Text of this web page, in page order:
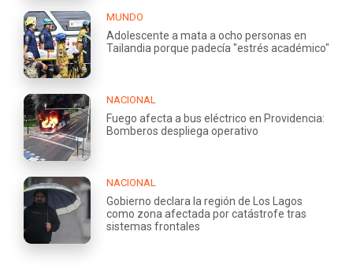
MUNDO
Adolescente a mata a ocho personas en
Tailandia porque padecía "estrés académico"
NACIONAL
Fuego afecta a bus eléctrico en Providencia:
Bomberos despliega operativo
NACIONAL
Gobierno declara la región de Los Lagos
como zona afectada por catástrofe tras
sistemas frontales